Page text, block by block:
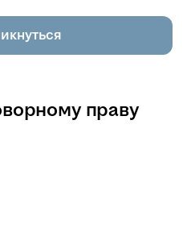
праву